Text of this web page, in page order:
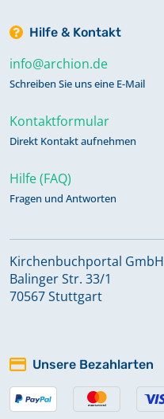
Hilfe & Kontakt
info@archion.de
Schreiben Sie uns eine E-Mail
Kontaktformular
Direkt Kontakt aufnehmen
Hilfe (FAQ)
Fragen und Antworten
Kirchenbuchportal GmbH
Balinger Str. 33/1
70567 Stuttgart
Unsere Bezahlarten